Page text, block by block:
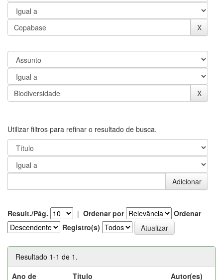
Utilizar filtros para refinar o resultado de busca.
Result./Pág. | Ordenar por
Ordenar
Registro(s)
Resultado 1-1 de 1.
Ano de
Título Autor(es)